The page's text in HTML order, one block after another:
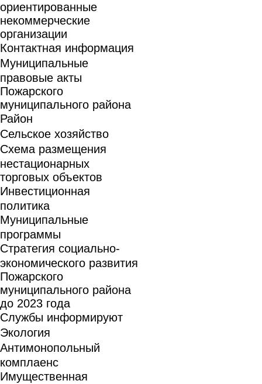
ориентированные
некоммерческие
организации
Контактная информация
Муниципальные
правовые акты
Пожарского
муниципального района
Район
Сельское хозяйство
Схема размещения
нестационарных
торговых объектов
Инвестиционная
политика
Муниципальные
программы
Стратегия социально-
экономического развития
Пожарского
муниципального района
до 2023 года
Службы информируют
Экология
Антимонопольный
комплаенс
Имущественная